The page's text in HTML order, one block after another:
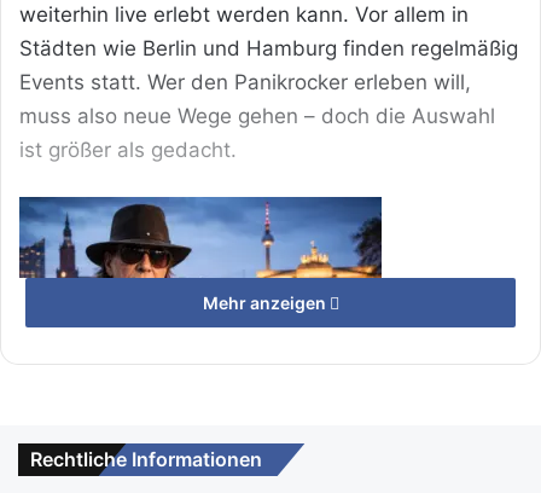
weiterhin live erlebt werden kann. Vor allem in
Städten wie Berlin und Hamburg finden regelmäßig
Events statt. Wer den Panikrocker erleben will,
muss also neue Wege gehen – doch die Auswahl
ist größer als gedacht.
Mehr anzeigen
Rechtliche Informationen